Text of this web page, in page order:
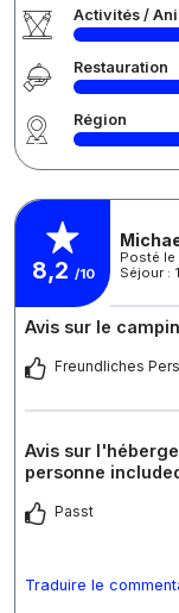
Activités /
Restauration
Région
8,2 /10
Posté le
Séjour :
Avis sur le
Freundliches
Avis sur
personne
Passt
Traduire le